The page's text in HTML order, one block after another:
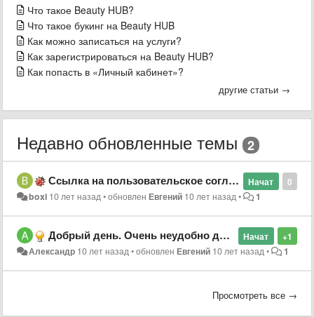
Что такое Beauty HUB?
Что такое букинг на Beauty HUB
Как можно записаться на услуги?
Как зарегистрироваться на Beauty HUB?
Как попасть в «Личный кабинет»?
другие статьи →
Недавно обновленные темы 2
0
Начат
Ссылка на пользовательское соглашение не работает. С ним нельзя ознакомиться.
boxi 10 лет назад•обновленЕвгений 10 лет назад• 1
+1
Начат
Добрый день. Очень неудобно добавлять фото по одной, можно реализовать так, чтобы фотографии можно было бы добавлять сразу по многу.
Александр 10 лет назад•обновленЕвгений 10 лет назад• 1
Просмотреть все →